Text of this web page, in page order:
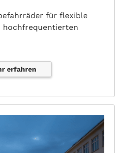
für flexible
hochfrequentierten
erfahren